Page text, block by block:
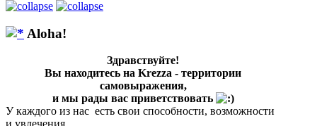
Aloha!
Здравствуйте!
Вы находитесь на Krezza - территории
самовыражения,
и мы рады вас приветствовать
У каждого из нас есть свои способности, возможности